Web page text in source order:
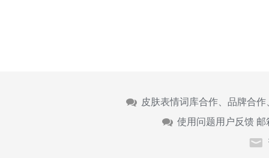
皮肤表情词库合作、品牌合
使用问题用户反馈 邮